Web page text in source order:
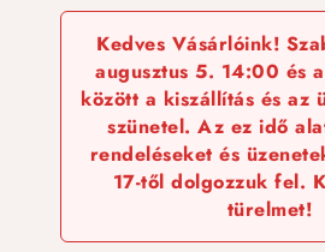
Kedves Vásárlóink!
augusztus 5. 14:00 és
között a kiszállítás és az
szünetel. Az ez idő
rendeléseket és
17-től dolgozzuk fel.
türelmet!